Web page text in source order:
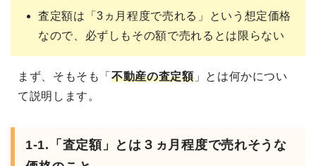
査定額は「3ヵ月程度で売れる」という想定価格
なので、必ずしもその額で売れるとは限らない
まず、そもそも「不動産の査定額」とは何かについ
て説明します。
1-1.「査定額」とは３ヵ月程度で売れそうな